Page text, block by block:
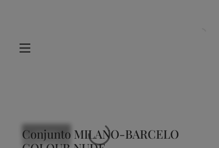
NUEVO
NUEVO
NUEVO
NUEVO
Conjunto MILANO-BARCELO